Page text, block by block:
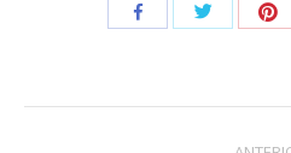
CompartirCompartir